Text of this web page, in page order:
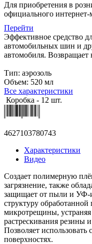
Для приобретения в
официального интернет-
Перейти
Эффективное средство
автомобильных шин и
автомобиля.
Тип: аэрозоль
Объем: 520 мл
Все характеристики
Коробка - 12 шт.
4627103780743
Характеристики
Видео
Создает полимерную
загрязнение, также
защищает от пыли и УФ-
структуру
микротрещины,
растрескивания резины
Позволяет
поверхностях.